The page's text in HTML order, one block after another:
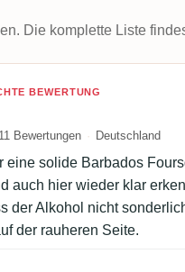
Die komplette Liste
zabo
BEWERTUNG
Bewertungen Deutschland
eine solide Barbados
auch hier wieder klar
der Alkohol nicht
der rauheren Seite.